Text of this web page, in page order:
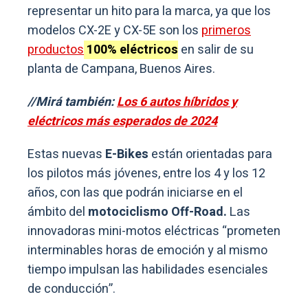
representar un hito para la marca, ya que los
modelos CX-2E y CX-5E son los primeros
productos100% eléctricos en salir de su
planta de Campana, Buenos Aires.
//Mirá también:Los 6 autos híbridos y
eléctricos más esperados de 2024
Estas nuevas E-Bikes están orientadas para
los pilotos más jóvenes, entre los 4 y los 12
años, con las que podrán iniciarse en el
ámbito del motociclismo Off-Road. Las
innovadoras mini-motos eléctricas “prometen
interminables horas de emoción y al mismo
tiempo impulsan las habilidades esenciales
de conducción”.